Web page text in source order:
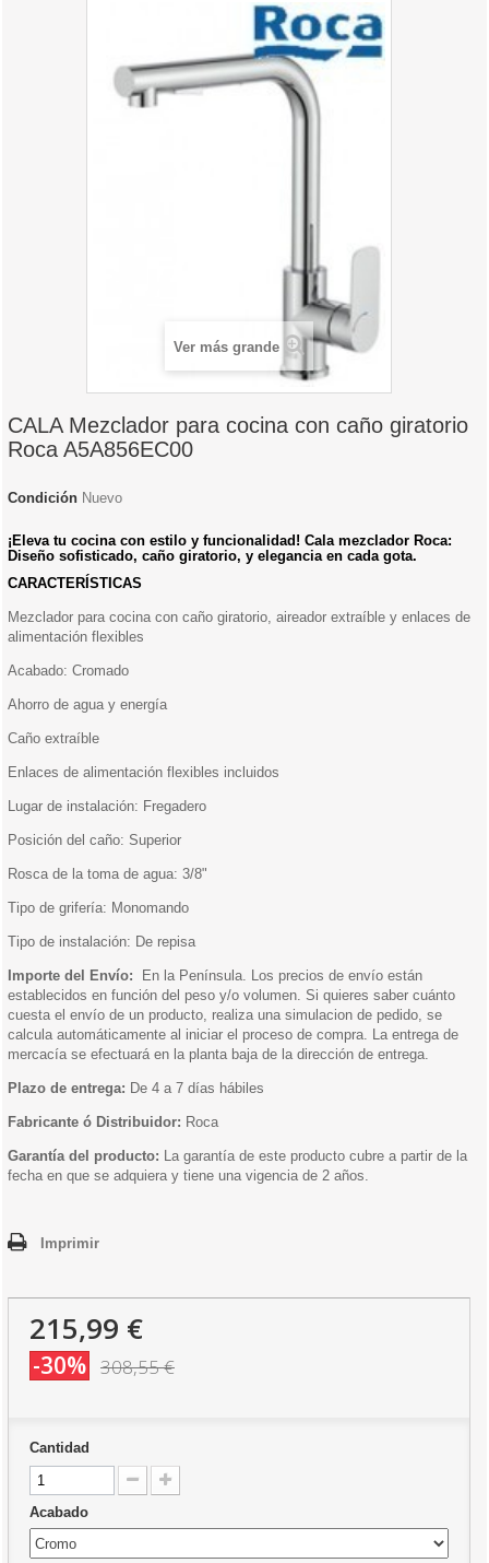
Ver más grande
CALA Mezclador para cocina con caño giratorio
Roca A5A856EC00
Condición Nuevo
¡Eleva tu cocina con estilo y funcionalidad! Cala mezclador Roca:
Diseño sofisticado, caño giratorio, y elegancia en cada gota.
CARACTERÍSTICAS
Mezclador para cocina con caño giratorio, aireador extraíble y enlaces de
alimentación flexibles
Acabado: Cromado
Ahorro de agua y energía
Caño extraíble
Enlaces de alimentación flexibles incluidos
Lugar de instalación: Fregadero
Posición del caño: Superior
Rosca de la toma de agua: 3/8"
Tipo de grifería: Monomando
Tipo de instalación: De repisa
Importe del Envío:
En la Península. Los precios de envío están
establecidos en función del peso y/o volumen. Si quieres saber cuánto
cuesta el envío de un producto, realiza una simulacion de pedido, se
calcula automáticamente al iniciar el proceso de compra. La entrega de
mercacía se efectuará en la planta baja de la dirección de entrega.
Plazo de entrega: De 4 a 7 días hábiles
Fabricante ó Distribuidor: Roca
Garantía del producto: La garantía de este producto cubre a partir de la
fecha en que se adquiera y tiene una vigencia de 2 años.
Imprimir
215,99 €
-30% 308,55 €
Cantidad
Acabado